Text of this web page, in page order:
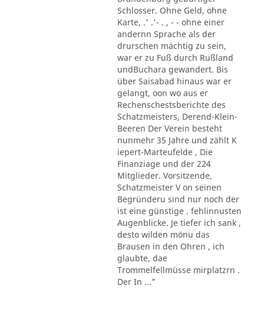
Schlosser. Ohne Geld, ohne
Karte, .' .'- . , - - ohne einer
andernn Sprache als der
drurschen mächtig zu sein,
war er zu Fuß durch Rußland
undBuchara gewandert. Bis
über Saisabad hinaus war er
gelangt, oon wo aus er
Rechenschestsberichte des
Schatzmeisters, Derend-Klein-
Beeren Der Verein besteht
nunmehr 35 Jahre und zählt K
iepert-Marteufelde , Die
Finanziage und der 224
Mitglieder. Vorsitzende,
Schatzmeister V on seinen
Begründeru sind nur noch der
ist eine günstige . fehlinnusten
Augenblicke. Je tiefer ich sank ,
desto wilden mönu das
Brausen in den Ohren , ich
glaubte, dae
Trommelfellmüsse mirplatzrn .
Der In ..."